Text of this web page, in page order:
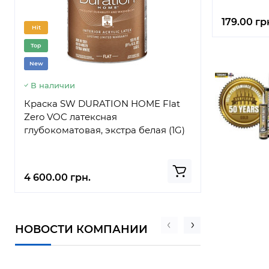
Hit
Top
New
В наличии
Краска SW DURATION HOME Flat
Zero VOC латексная
глубокоматовая, экстра белая (1G)
4 600.00 грн.
Hit
В
Краска
белая G
НОВОСТИ КОМПАНИИ
179.00